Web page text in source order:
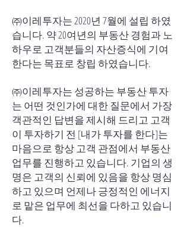
㈜이레투자는 2020년 7월에 설립 하였
습니다. 약 20여년의 부동산 경험과 노
하우로 고객분들의 자산증식에 기여
한다는 목표로 창립 하였습니다.
㈜이레투자는 성공하는 부동산 투자
는 어떤 것인가에 대한 질문에서 가장
객관적인 답변을 제시해 드리고 고객
이 투자하기 전 [내가 투자를 한다]는
마음으로 항상 고객 관점에서 부동산
업무를 진행하고 있습니다. 기업의 생
명은 고객의 신뢰에 있음을 항상 명심
하고 있으며 언제나 긍정적인 에너지
로 맡은 업무에 최선을 다하고 있습니
다.